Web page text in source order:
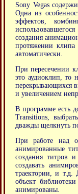
Sony Vegas
Одна из
эффектов,
создания
протяжении клипа
автоматически.
При пересечении
это аудиоклип, то
перекрывающихся
и увеличением
В программе есть
Transitions,
дважды щелкнуть
При работе над
анимированные
создания титров
создавать
траектории, и т.д.
объект
анимированы.